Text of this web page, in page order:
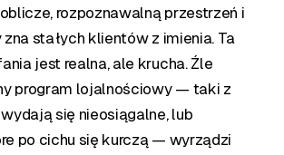
rozpoznawalną przestrzeń i
stałych klientów z imienia. Ta
jest realna, ale krucha. Źle
program lojalnościowy — taki z
się nieosiągalne, lub
po cichu się kurczą — wyrządzi